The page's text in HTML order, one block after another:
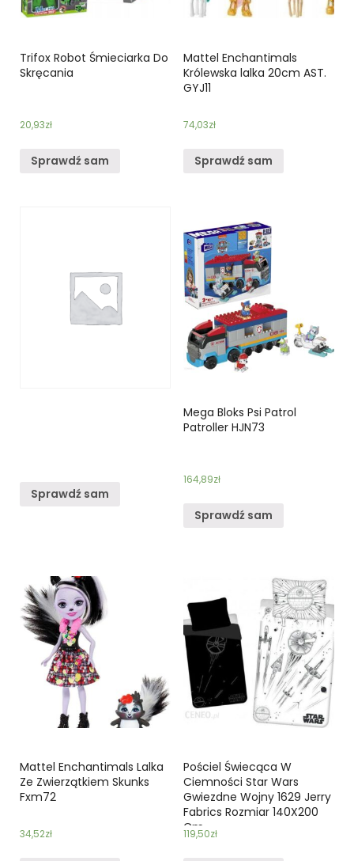
Trifox Robot Śmieciarka Do
Skręcania
20,93zł
Sprawdź sam
Mattel Enchantimals
Królewska lalka 20cm AST.
GYJ11
74,03zł
Sprawdź sam
Sprawdź sam
Mega Bloks Psi Patrol
Patroller HJN73
164,89zł
Sprawdź sam
Mattel Enchantimals Lalka
Ze Zwierzątkiem Skunks
Fxm72
34,52zł
Pościel Świecąca W
Ciemności Star Wars
Gwiezdne Wojny 1629 Jerry
Fabrics Rozmiar 140X200
Cm
119,50zł